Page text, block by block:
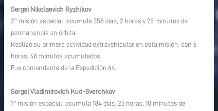
Sergei Nikolaevich Ryzhikov
2° misión espacial; acumula 358 días, 2 horas y 25 minutos de
permanencia en órbita.
Realizó su primera actividad extravehicular en esta misión, con 6
horas, 48 minutos acumulados.
Fue comandante de la Expedición 64.
Sergei Vladimirovich Kud-Sverchkov
1° misión espacial; acumula 184 días, 23 horas, 10 minutos de